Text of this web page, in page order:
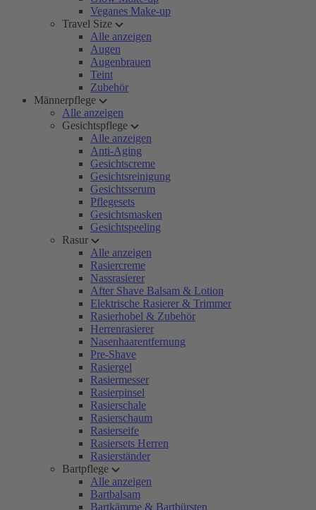
Veganes Make-up
Travel Size
Alle anzeigen
Augen
Augenbrauen
Teint
Zubehör
Männerpflege
Alle anzeigen
Gesichtspflege
Alle anzeigen
Anti-Aging
Gesichtscreme
Gesichtsreinigung
Gesichtsserum
Pflegesets
Gesichtsmasken
Gesichtspeeling
Rasur
Alle anzeigen
Rasiercreme
Nassrasierer
After Shave Balsam & Lotion
Elektrische Rasierer & Trimmer
Rasierhobel & Zubehör
Herrenrasierer
Nasenhaarentfernung
Pre-Shave
Rasiergel
Rasiermesser
Rasierpinsel
Rasierschale
Rasierschaum
Rasierseife
Rasiersets Herren
Rasierständer
Bartpflege
Alle anzeigen
Bartbalsam
Bartkämme & Bartbürsten